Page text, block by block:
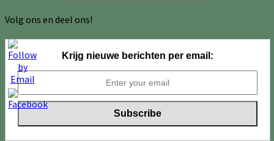
Volg ons en deel ons!
Krijg nieuwe berichten per email: